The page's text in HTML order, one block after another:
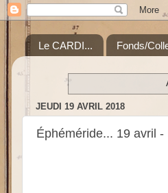
Le CARDI... Fonds/
JEUDI 19 AVRIL 2018
Éphéméride... 19 avril